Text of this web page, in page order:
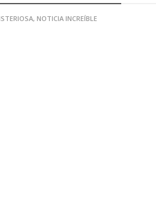
, NOTICIA INCREÍBLE